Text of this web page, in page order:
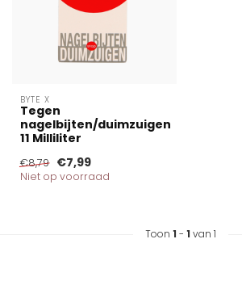
BYTE X
Tegen
nagelbijten/duimzuigen
11 Milliliter
€8,79 €7,99
Niet op voorraad
Toon 1 - 1 van 1